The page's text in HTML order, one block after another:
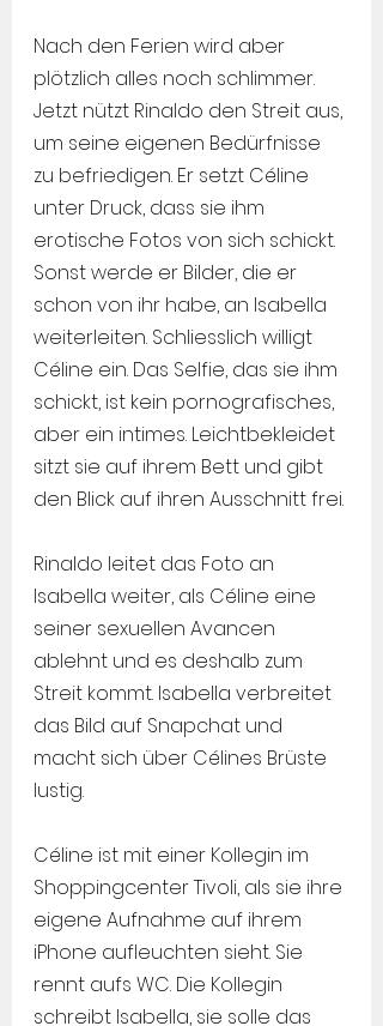
Nach den Ferien wird aber
plötzlich alles noch schlimmer.
Jetzt nützt Rinaldo den Streit aus,
um seine eigenen Bedürfnisse
zu befriedigen. Er setzt Céline
unter Druck, dass sie ihm
erotische Fotos von sich schickt.
Sonst werde er Bilder, die er
schon von ihr habe, an Isabella
weiterleiten. Schliesslich willigt
Céline ein. Das Selfie, das sie ihm
schickt, ist kein pornografisches,
aber ein intimes. Leichtbekleidet
sitzt sie auf ihrem Bett und gibt
den Blick auf ihren Ausschnitt frei.
Rinaldo leitet das Foto an
Isabella weiter, als Céline eine
seiner sexuellen Avancen
ablehnt und es deshalb zum
Streit kommt. Isabella verbreitet
das Bild auf Snapchat und
macht sich über Célines Brüste
lustig.
Céline ist mit einer Kollegin im
Shoppingcenter Tivoli, als sie ihre
eigene Aufnahme auf ihrem
iPhone aufleuchten sieht. Sie
rennt aufs WC. Die Kollegin
schreibt Isabella, sie solle das